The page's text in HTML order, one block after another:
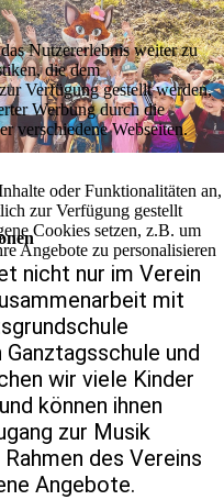
nicht nur im Verein
mit
und
wir viele Kinder
können ihnen
zur Musik
des Vereins
Angebote.
Nutzererlebnis weiter zu
die dem
Verfügung gestellt werden,
Werbung durch die
verschiedene Webseiten.
oder Funktionalitäten an,
zur Verfügung gestellt
Cookies setzen, z.B. um
Angebote zu personalisieren